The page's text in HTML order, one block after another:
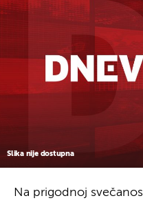
Slika nije dostupna
Na prigodnoj